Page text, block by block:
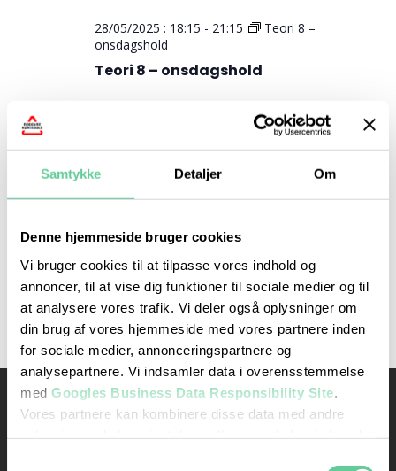
Samtykke Detaljer Om
Denne hjemmeside bruger cookies
Vi bruger cookies til at tilpasse vores indhold og
annoncer, til at vise dig funktioner til sociale medier og til
at analysere vores trafik. Vi deler også oplysninger om
din brug af vores hjemmeside med vores partnere inden
for sociale medier, annonceringspartnere og
analysepartnere. Vi indsamler data i overensstemmelse
med Googles Business Data Responsibility Site
Vores partnere kan kombinere disse data med andre
28/05/2025 : 18:15 - 21:15
Teori 8 –
onsdagshold
Teori 8 – onsdagshold
Forrige dag Næste dag
Abonner på kalender
Kontakt os
Rødovre Køreskole
Ydelser
Bil kørekort